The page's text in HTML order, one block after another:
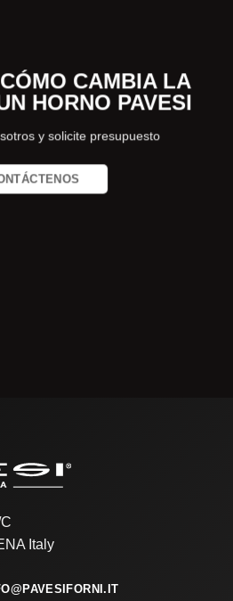
CAMBIA LA
HORNO PAVESI
y solicite presupuesto
Italy